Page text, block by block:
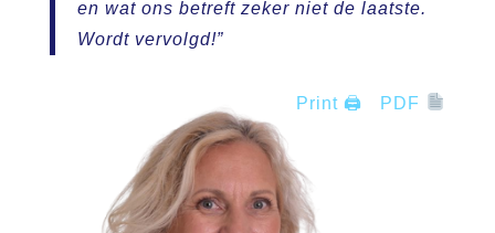
en wat ons betreft zeker niet de laatste.
Wordt vervolgd!”
Print 🖨 PDF